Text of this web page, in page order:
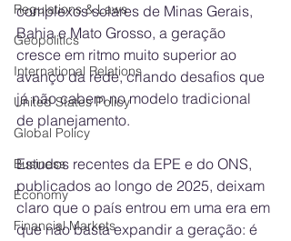
Regulations & Laws
Geopolitics
International Relations
United States Policy
Global Policy
Business
Economy
Financial Markets
complexos solares de Minas Gerais,
Bahia e Mato Grosso, a geração
cresce em ritmo muito superior ao
avanço da rede, criando desafios que
já não cabem no modelo tradicional
de planejamento.
Estudos recentes da EPE e do ONS,
publicados ao longo de 2025, deixam
claro que o país entrou em uma era em
que não basta expandir a geração: é